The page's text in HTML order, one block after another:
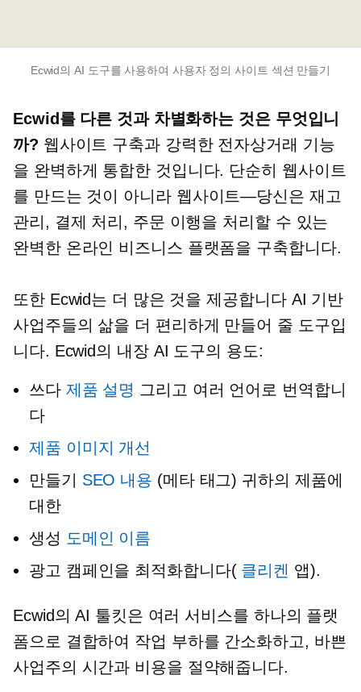
Ecwid의 AI 도구를 사용하여 사용자 정의 사이트 섹션 만들기
Ecwid를 다른 것과 차별화하는 것은 무엇입니
까? 웹사이트 구축과 강력한 전자상거래 기능
을 완벽하게 통합한 것입니다. 단순히 웹사이트
를 만드는 것이 아니라 웹사이트—당신은 재고
관리, 결제 처리, 주문 이행을 처리할 수 있는
완벽한 온라인 비즈니스 플랫폼을 구축합니다.
또한 Ecwid는 더 많은 것을 제공합니다 AI 기반
사업주들의 삶을 더 편리하게 만들어 줄 도구입
니다. Ecwid의 내장AI 도구의 용도:
쓰다 제품 설명 그리고 여러 언어로 번역합니
다
제품 이미지 개선
만들기 SEO 내용 (메타 태그) 귀하의 제품에
대한
생성 도메인 이름
광고 캠페인을 최적화합니다( 클리켄 앱).
Ecwid의 AI 툴킷은 여러 서비스를 하나의 플랫
폼으로 결합하여 작업 부하를 간소화하고, 바쁜
사업주의 시간과 비용을 절약해줍니다.